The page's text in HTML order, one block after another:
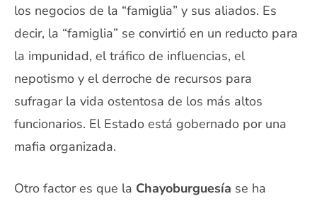
los negocios de la “famiglia” y sus aliados. Es
decir, la “famiglia” se convirtió en un reducto para
la impunidad, el tráfico de influencias, el
nepotismo y el derroche de recursos para
sufragar la vida ostentosa de los más altos
funcionarios. El Estado está gobernado por una
mafia organizada.
Otro factor es que la Chayoburguesía se ha